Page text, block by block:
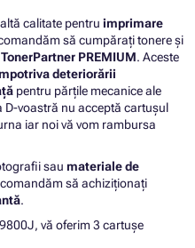
calitate pentru imprimare
să cumpărați tonere și
TonerPartner PREMIUM. Aceste
deteriorării
pentru părțile mecanice ale
voastră nu acceptă cartușul
iar noi vă vom rambursa
sau materiale de
să achiziționați
.
vă oferim 3 cartușe